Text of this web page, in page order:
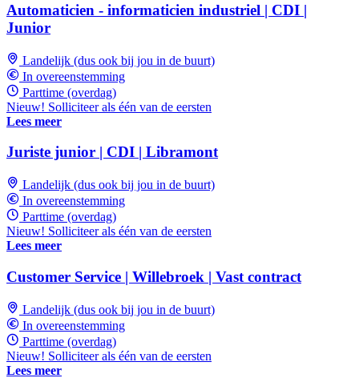
Automaticien - informaticien industriel | CDI |
Junior
Landelijk (dus ook bij jou in de buurt)
In overeenstemming
Parttime (overdag)
Nieuw! Solliciteer als één van de eersten
Lees meer
Juriste junior | CDI | Libramont
Landelijk (dus ook bij jou in de buurt)
In overeenstemming
Parttime (overdag)
Nieuw! Solliciteer als één van de eersten
Lees meer
Customer Service | Willebroek | Vast contract
Landelijk (dus ook bij jou in de buurt)
In overeenstemming
Parttime (overdag)
Nieuw! Solliciteer als één van de eersten
Lees meer